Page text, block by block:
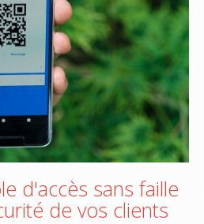
d'accès sans faille
de vos clients